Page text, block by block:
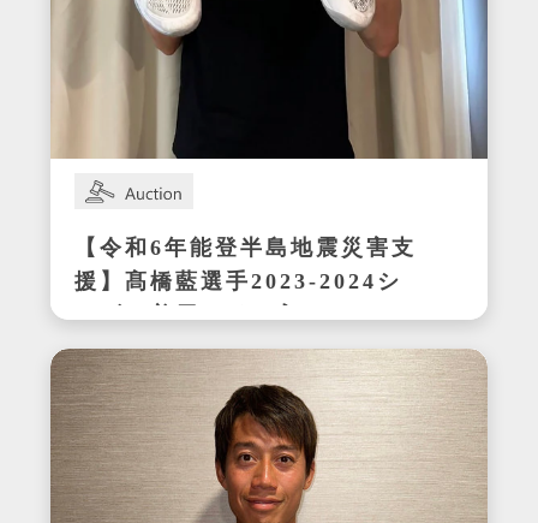
【令和6年能登半島地震災害支
援】髙橋藍選手2023-2024シ
ーズン着用サイン入りシュー
ズ